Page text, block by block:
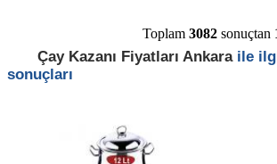
Toplam 3082 sonuçtan
Çay Kazanı Fiyatları Ankaraile
sonuçları